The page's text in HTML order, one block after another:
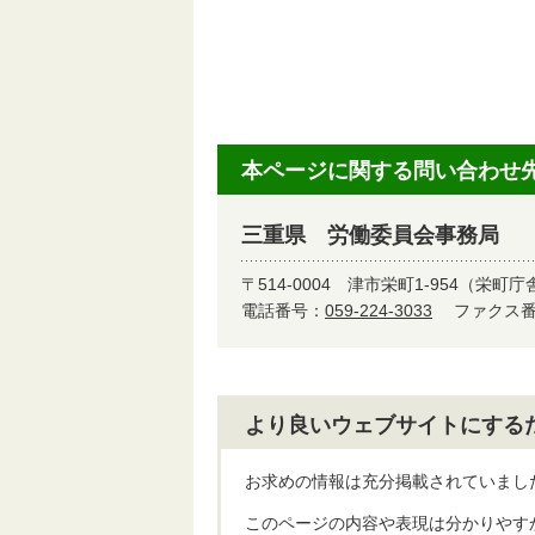
本ページに関する問い合わせ
三重県 労働委員会事務局
〒514-0004 津市栄町1-954（栄町庁
電話番号： 059-224-3033 ファクス
より良いウェブサイトにす
お求めの情報は充分掲載されていまし
このページの内容や表現は分かりやす